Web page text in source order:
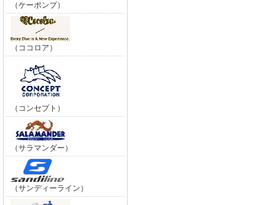
（ケーポンプ）
（ココロア）
（コンセプト）
（サラマンダー）
（サンディーライン）